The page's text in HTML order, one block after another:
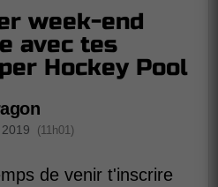
week-end
avec tes
Hockey Pool
(11h01)
de venir t'inscrire